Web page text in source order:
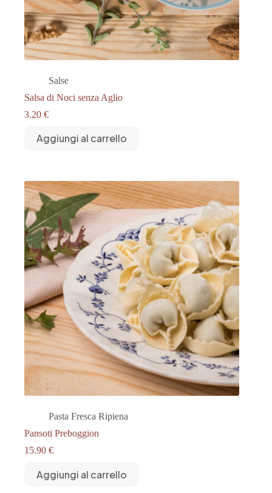
Salse
Salsa di Noci senza Aglio
3.20 €
Aggiungi al carrello
Pasta Fresca Ripiena
Pansoti Preboggion
15.90 €
Aggiungi al carrello